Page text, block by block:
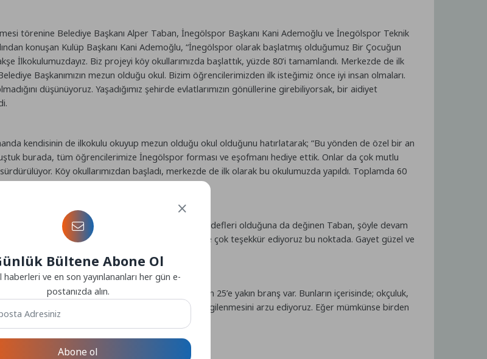
törenine Belediye Başkanı Alper Taban, İnegölspor Başkanı Kani Ademoğlu ve İnegölspor Teknik
konuşan Kulüp Başkanı Kani Ademoğlu, “İnegölspor olarak başlatmış olduğumuz Bir Çocuğun
İlkokulumuzdayız. Biz projeyi köy okullarımızda başlattık, yüzde 80’i tamamlandı. Merkezde de ilk
Başkanımızın mezun olduğu okul. Bizim öğrencilerimizden ilk isteğimiz önce iyi insan olmaları.
düşünüyoruz. Yaşadığımız şehirde evlatlarımızın gönüllerine girebiliyorsak, bir aidiyet
kendisinin de ilkokulu okuyup mezun olduğu okul olduğunu hatırlatarak; “Bu yönden de özel bir an
burada, tüm öğrencilerimize İnegölspor forması ve eşofmanı hediye ettik. Onlar da çok mutlu
Köy okullarımızdan başladı, merkezde de ilk olarak bu okulumuzda yapıldı. Toplamda 60
İnegölspor aidiyeti oluşturma gibi pek çok hedefleri olduğuna da değinen Taban, şöyle devam
sahip. İnegölspor Başkanımıza ve yönetimine çok teşekkür ediyoruz bu noktada. Gayet güzel ve
Belediyesi olarak bizim bünyemizde de bulunan 25’e yakın branş var. Bunların içerisinde; okçuluk,
Biz öğrencilerimizin en az bir spor branşıyla ilgilenmesini arzu ediyoruz. Eğer mümkünse birden
gücünü kullanmak istiyoruz.”
Bültene Abone Ol
haberleri ve en son yayınlananları her gün e-
postanızda alın.
Abone ol